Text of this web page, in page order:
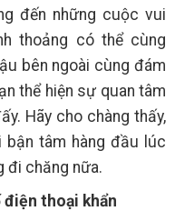
đến những cuộc vui
thoảng có thể cùng
bên ngoài cùng đám
thể hiện sự quan tâm
Hãy cho chàng thấy,
bận tâm hàng đầu lúc
đi chăng nữa.
điện thoại khẩn